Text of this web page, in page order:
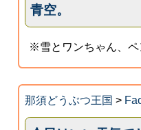
青空。
※雪とワンちゃん、ペ
那須どうぶつ王国 >